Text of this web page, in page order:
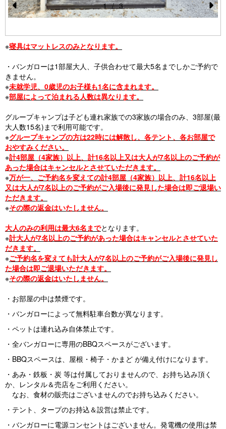
Pr
e
vi
o
u
s
N
e
1 / 3
※寝具はマットレスのみとなります。
・バンガローは1部屋大人、子供合わせて最大5名までしかご予約で
きません。
※未就学児、0歳児のお子様も1名に含まれます。
※部屋によって泊まれる人数は異なります。
グループキャンプは子ども連れ家族での3家族の場合のみ、3部屋(最
大人数15名)まで利用可能です。
※グループキャンプの方は22時には解散し、各テント、各お部屋で
おやすみください。
※計4部屋（4家族）以上、計16名以上又は大人が7名以上のご予約が
あった場合はキャンセルとさせていただきます。
※万が一、ご予約名を変えての計4部屋（4家族）以上、計16名以上
又は大人が7名以上のご予約がご入場後に発見した場合は即ご退場い
ただきます。
※その際の返金はいたしません。
大人のみの利用は最大6名までとなります。
※計大人が7名以上のご予約があった場合はキャンセルとさせていた
だきます。
※ご予約名を変えても計大人が7名以上のご予約がご入場後に発見し
た場合は即ご退場いただきます。
※その際の返金はいたしません。
・お部屋の中は禁煙です。
・バンガローによって無料駐車台数が異なります。
・ペットは連れ込み自体禁止です。
・全バンガローに専用のBBQスペースがございます。
・BBQスペースは、屋根・椅子・かまど が備え付けになります。
・あみ・鉄板・炭 等は付属しておりませんので、お持ち込み頂く
か、レンタル＆売店をご利用ください。
なお、食材の販売はございませんのでお持ち込みください。
・テント、タープのお持込＆設営は禁止です。
・バンガローに電源コンセントはございません。発電機の使用は禁